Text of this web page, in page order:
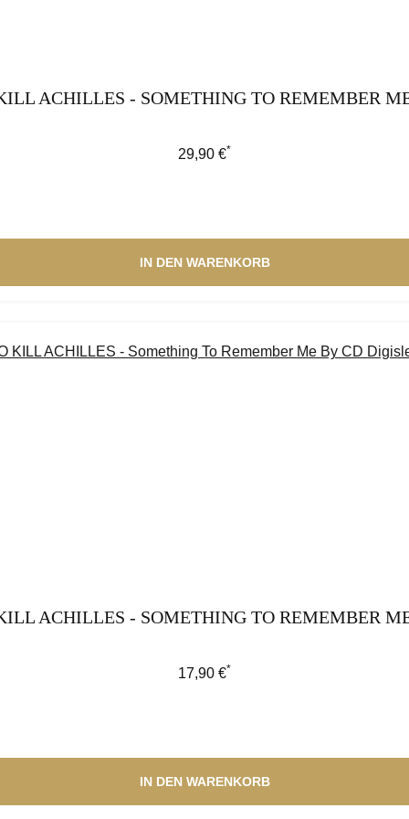
ACHILLES - SOMETHING TO REMEMBER
Regulärer Preis:
29,90 €*
IN DEN WARENKORB
ACHILLES - SOMETHING TO REMEMBER
Regulärer Preis:
17,90 €*
IN DEN WARENKORB